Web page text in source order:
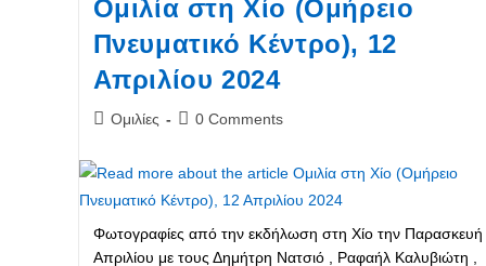
Ομιλία στη Χίο (Ομήρειο
Πνευματικό Κέντρο), 12
Απριλίου 2024
PostΟμιλίες
Post0 Comments
Φωτογραφίες από την εκδήλωση στη Χίο την Παρασκευή
Απριλίου με τους Δημήτρη Νατσιό , Ραφαήλ Καλυβιώτη ,